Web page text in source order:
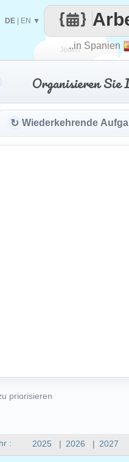
Jeden
..in Spanien
DE EN ▼
: 2025 | 2026 | 2027
Organisieren
↻ Wiederkehrende
priorisieren